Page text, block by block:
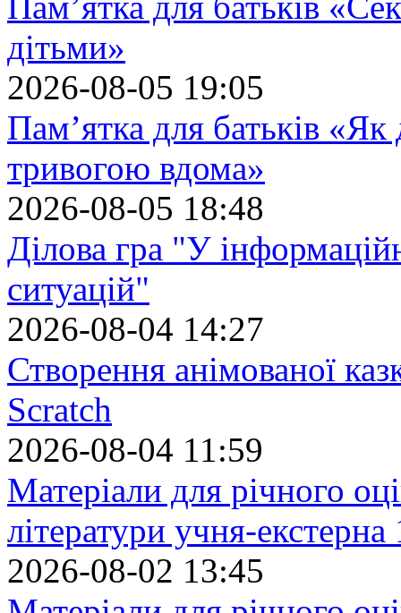
дітьми»
2026-08-05 19:05
Пам’ятка для батьків
тривогою вдома»
2026-08-05 18:48
Ділова гра "У
ситуацій"
2026-08-04 14:27
Створення анімованої
Scratch
2026-08-04 11:59
Матеріали для річного
літератури учня-екстерна
2026-08-02 13:45